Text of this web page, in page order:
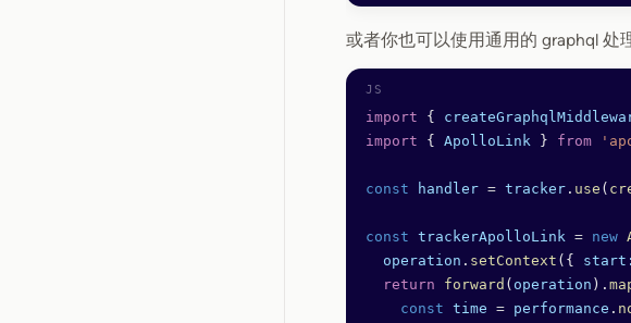
或者你也可以使用通用的 graphql 处
import {
import { ApolloLink } from
const handler = tracker . use (
const trackerApolloLink = new
  operation
. setContext ({ start:
  return
forward ( operation ).
    const
time = performance .